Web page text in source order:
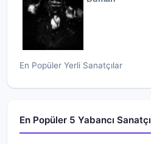
En Popüler Yerli Sanatçılar
En Popüler 5 Yabancı Sanatçı